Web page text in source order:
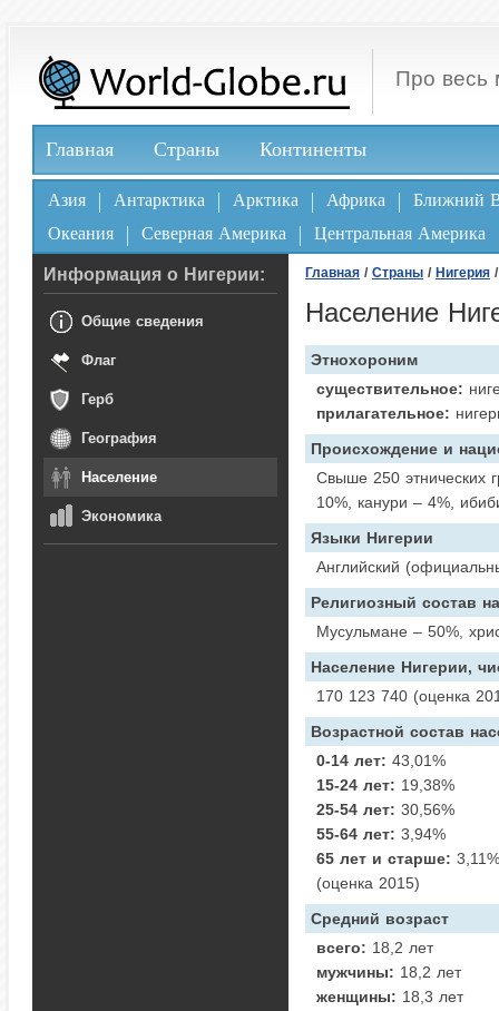
Про весь
Главная Страны Континенты
Азия Антарктика Арктика Африка
Ближний
Океания
Северная Америка Центральная Америка
Главная / Страны / Нигерия
Население
Этнохороним
существительное:
прилагательное:
Происхождение и
Свыше 250 этнических
10%, канури – 4%,
Языки Нигерии
Английский
Религиозный состав
Мусульмане – 50%,
Население Нигерии,
170 123 740 (оценка
Возрастной состав
0-14 лет: 43,01%
15-24 лет: 19,38%
25-54 лет: 30,56%
55-64 лет: 3,94%
65 лет и старше: 3,11%
(оценка 2015)
Средний возраст
всего: 18,2 лет
мужчины: 18,2 лет
женщины: 18,3 лет
Информация о Нигерии:
Общие сведения
Флаг
Герб
География
Население
Экономика